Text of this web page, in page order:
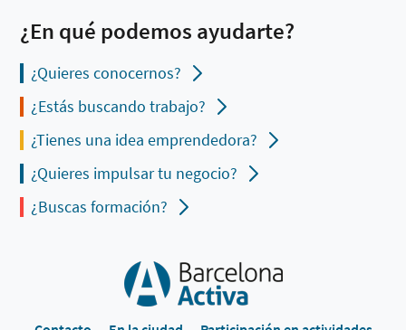
¿En qué podemos ayudarte?
¿Quieres conocernos?
¿Estás buscando trabajo?
¿Tienes una idea emprendedora?
¿Quieres impulsar tu negocio?
¿Buscas formación?